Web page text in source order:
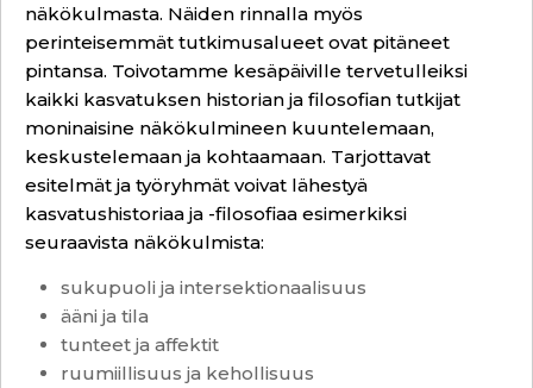
näkökulmasta. Näiden rinnalla myös
perinteisemmät tutkimusalueet ovat pitäneet
pintansa. Toivotamme kesäpäiville tervetulleiksi
kaikki kasvatuksen historian ja filosofian tutkijat
moninaisine näkökulmineen kuuntelemaan,
keskustelemaan ja kohtaamaan. Tarjottavat
esitelmät ja työryhmät voivat lähestyä
kasvatushistoriaa ja -filosofiaa esimerkiksi
seuraavista näkökulmista:
sukupuoli ja intersektionaalisuus
ääni ja tila
tunteet ja affektit
ruumiillisuus ja kehollisuus